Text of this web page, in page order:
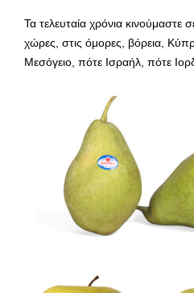
Τα τελευταία χρόνια κινούμαστε
χώρες, στις όμορες, βόρεια,
Μεσόγειο, πότε Ισραήλ, πότε